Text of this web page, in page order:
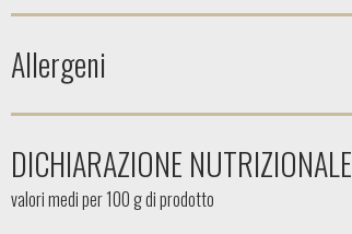
Allergeni
DICHIARAZIONE NUTRIZIONALE
valori medi per 100 g di prodotto